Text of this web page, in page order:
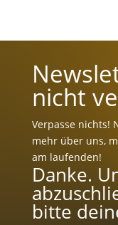
nicht
Verpasse nichts!
mehr über uns,
am laufenden!
Danke.
bitte